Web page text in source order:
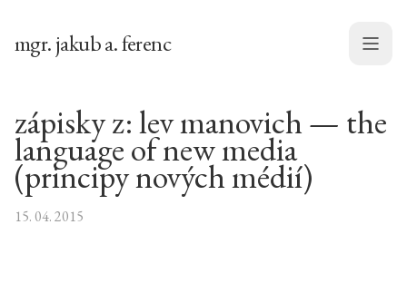
mgr. jakub a. ferenc Menu
zápisky z: lev manovich — the
language of new media
(principy nových médií)
15. 04. 2015